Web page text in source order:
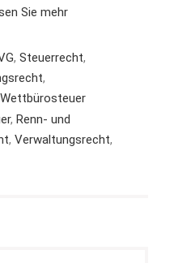
Sie mehr
, Steuerrecht,
,
Wettbürosteuer
, Renn- und
, Verwaltungsrecht,